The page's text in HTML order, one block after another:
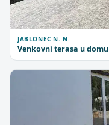
JABLONEC N. N.
Venkovní terasa u domu